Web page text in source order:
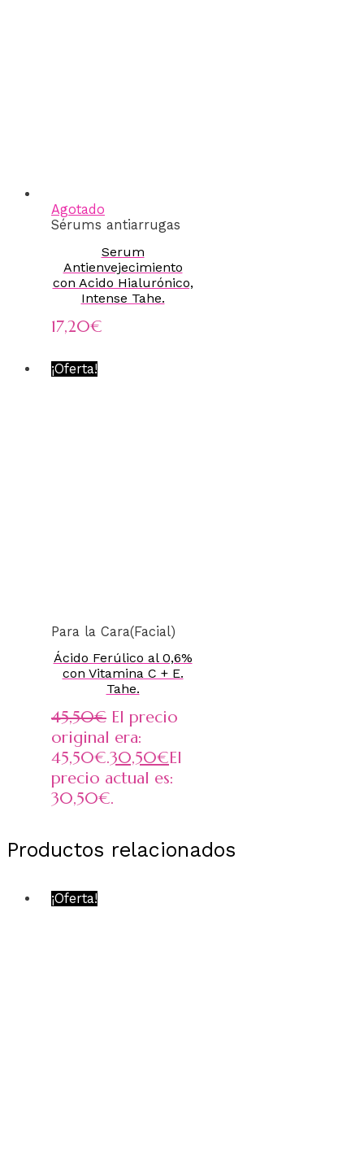
Agotado
Sérums antiarrugas
Serum
Antienvejecimiento
con Acido Hialurónico,
Intense Tahe.
17,20€
¡Oferta!
Para la Cara(Facial)
Ácido Ferúlico al 0,6%
con Vitamina C + E.
Tahe.
45,50€ El precio
original era:
45,50€.30,50€El
precio actual es:
30,50€.
Productos relacionados
¡Oferta!